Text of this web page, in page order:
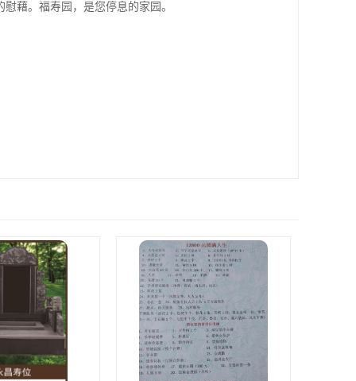
藉。福寿园，是您停息的家园。